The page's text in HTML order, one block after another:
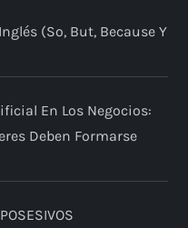
(so, But, Because Y
En Los Negocios:
Deben Formarse